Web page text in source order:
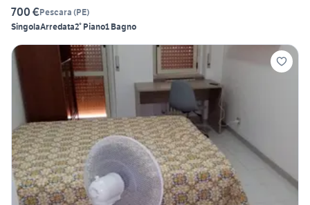
700 €Pescara (PE)
SingolaArredata2° Piano1 Bagno